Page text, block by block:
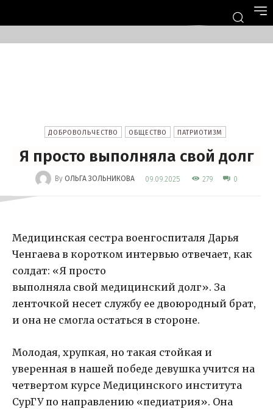
ДОБРОВОЛЬЧЕСТВО ОБЩЕСТВО ПАТРИОТИЗМ
Я просто выполняла свой долг
By ОЛЬГА ЗОЛЬНИКОВА 09.09.2025 279 0
Медицинская сестра военгоспиталя Дарья
Ченгаева в коротком интервью отвечает, как
солдат: «Я просто
выполняла свой медицинский долг». За
ленточкой несет службу ее двоюродный брат,
и она не смогла остаться в стороне.
Молодая, хрупкая, но такая стойкая и
уверенная в нашей победе девушка учится на
четвертом курсе Медицинского института
СурГУ по направлению «педиатрия». Она